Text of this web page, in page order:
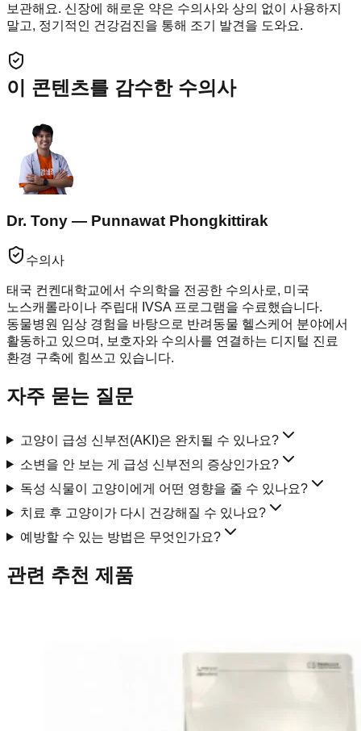
보관해요. 신장에 해로운 약은 수의사와 상의 없이 사용하지
말고, 정기적인 건강검진을 통해 조기 발견을 도와요.
이 콘텐츠를 감수한 수의사
Dr. Tony — Punnawat Phongkittirak
수의사
태국 컨켄대학교에서 수의학을 전공한 수의사로, 미국
노스캐롤라이나 주립대 IVSA 프로그램을 수료했습니다.
동물병원 임상 경험을 바탕으로 반려동물 헬스케어 분야에서
활동하고 있으며, 보호자와 수의사를 연결하는 디지털 진료
환경 구축에 힘쓰고 있습니다.
자주 묻는 질문
고양이 급성 신부전(AKI)은 완치될 수 있나요?
소변을 안 보는 게 급성 신부전의 증상인가요?
독성 식물이 고양이에게 어떤 영향을 줄 수 있나요?
치료 후 고양이가 다시 건강해질 수 있나요?
예방할 수 있는 방법은 무엇인가요?
관련 추천 제품